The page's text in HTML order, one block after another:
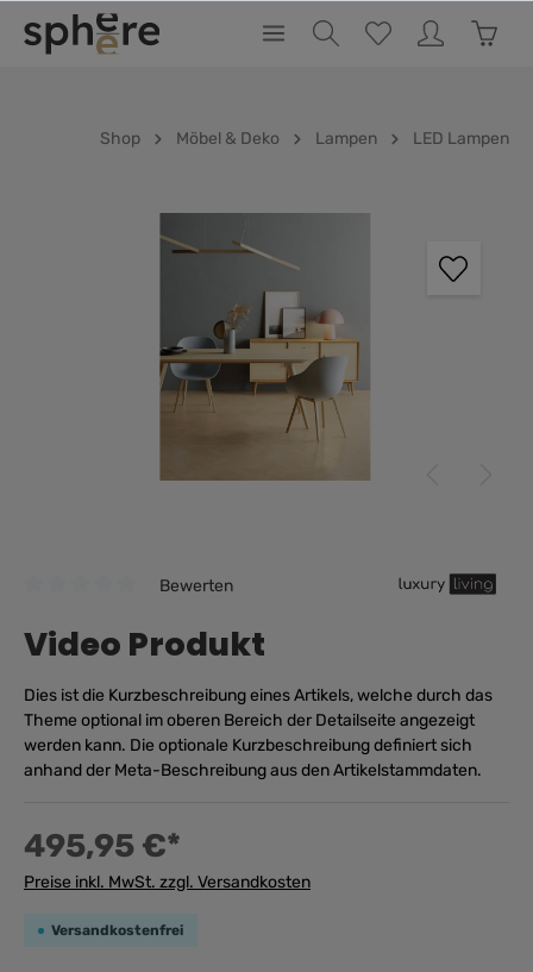
springen
Shop Möbel & Deko Lampen LED Lampen
Bewerten
Video Produkt
Dies ist die Kurzbeschreibung eines Artikels, welche durch das
Theme optional im oberen Bereich der Detailseite angezeigt
werden kann. Die optionale Kurzbeschreibung definiert sich
anhand der Meta-Beschreibung aus den Artikelstammdaten.
495,95 €*
Preise inkl. MwSt. zzgl. Versandkosten
Versandkostenfrei